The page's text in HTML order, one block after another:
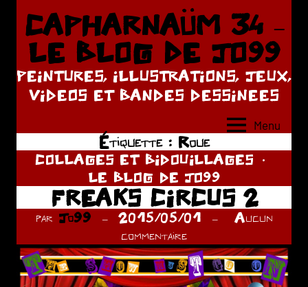
Aller
contenu
CAPHARNAÜM 34 –
LE BLOG DE JO99
PEINTURES, ILLUSTRATIONS, JEUX,
VIDEOS ET BANDES DESSINEES
Menu
Étiquette : Roue
COLLAGES ET BIDOUILLAGES
LE BLOG DE JO99
FREAKS CIRCUS 2
par Jo99 2015/05/01
Aucun
commentaire